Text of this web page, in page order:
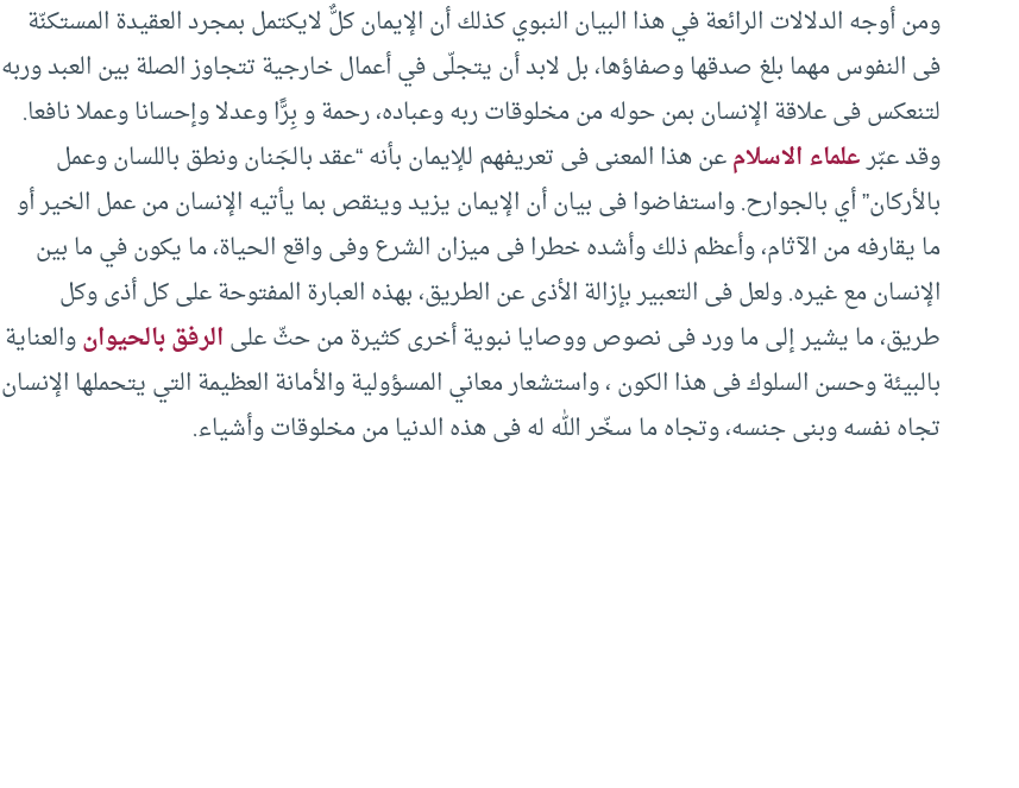
ومن أوجه الدلالات الرائعة في هذا البيان النبوي كذلك أن الإيمان كلٌّ لايكتمل بمجرد العقيدة المستكنّة
فى النفوس مهما بلغ صدقها وصفاؤها، بل لابد أن يتجلّى في أعمال خارجية تتجاوز الصلة بين العبد وربه
لتنعكس فى علاقة الإنسان بمن حوله من مخلوقات ربه وعباده، رحمة و بِرًّا وعدلا وإحسانا وعملا نافعا.
وقد عبّرعلماء الاسلامعن هذا المعنى فى تعريفهم للإيمان بأنه “عقد بالجَنان ونطق باللسان وعمل
بالأركان” أي بالجوارح. واستفاضوا فى بيان أن الإيمان يزيد وينقص بما يأتيه الإنسان من عمل الخير أو
ما يقارفه من الآثام، وأعظم ذلك وأشده خطرا فى ميزان الشرع وفى واقع الحياة، ما يكون في ما بين
الإنسان مع غيره. ولعل فى التعبير بإزالة الأذى عن الطريق، بهذه العبارة المفتوحة على كل أذى وكل
طريق، ما يشير إلى ما ورد فى نصوص ووصايا نبوية أخرى كثيرة من حثّ علىالرفق بالحيوانوالعناية
بالبيئة وحسن السلوك فى هذا الكون ، واستشعار معاني المسؤولية والأمانة العظيمة التي يتحملها الإنسان
تجاه نفسه وبنى جنسه، وتجاه ما سخّر الله له فى هذه الدنيا من مخلوقات وأشياء.